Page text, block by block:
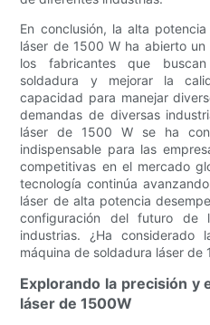
En conclusión, la alta
láser de 1500 W ha abierto
los fabricantes que
soldadura y mejorar la
capacidad para manejar
demandas de diversas
láser de 1500 W se ha
indispensable para las
competitivas en el mercado
tecnología continúa
láser de alta potencia
configuración del futuro de
industrias. ¿Ha
máquina de soldadura láser de
Explorando la precisión y
láser de 1500W